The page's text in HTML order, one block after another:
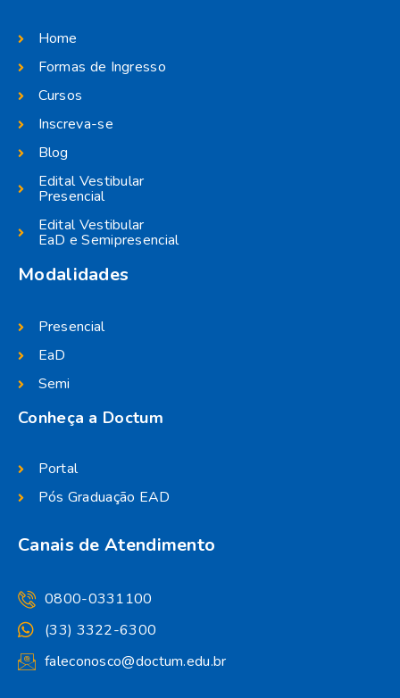
Home
Formas de Ingresso
Cursos
Inscreva-se
Blog
Edital Vestibular
Presencial
Edital Vestibular
EaD e Semipresencial
Modalidades
Presencial
EaD
Semi
Conheça a Doctum
Portal
Pós Graduação EAD
Canais de Atendimento
0800-0331100
(33) 3322-6300
faleconosco@doctum.edu.br